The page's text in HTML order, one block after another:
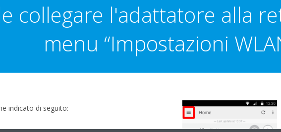
collegare l'adattatore alla
menu “Impostazioni
indicato di seguito: